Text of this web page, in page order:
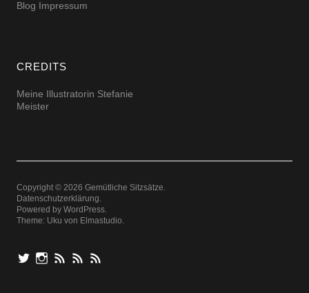
Blog Impressum
CREDITS
Meine Illustratorin Stefanie
Meister
Copyright © 2026 Gemütliche Sitzsätze
Datenschutzerklärung
Powered by WordPress
Theme: Uku von Elmastudio